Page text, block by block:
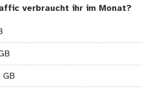
verbraucht ihr im Monat?
GB